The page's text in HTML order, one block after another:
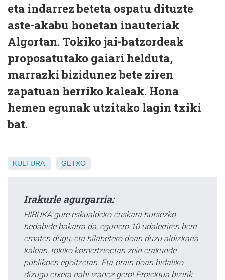
eta indarrez beteta ospatu dituzte
aste-akabu honetan inauteriak
Algortan. Tokiko jai-batzordeak
proposatutako gaiari helduta,
marrazki bizidunez bete ziren
zapatuan herriko kaleak. Hona
hemen egunak utzitako lagin txiki
bat.
KULTURA GETXO
Irakurle agurgarria:
HIRUKA gure eskualdeko euskara hutsezko
hedabide bakarra da; egunero 10 udalerriren berri
ematen dugu, eta hilabetero doan duzu aldizkaria
kalean, tokiko komertzioetan zein erakunde
publikoen egoitzetan. Eta orain doan bidaliko
dizugu etxera nahi izanez gero! Proiektua bizirik